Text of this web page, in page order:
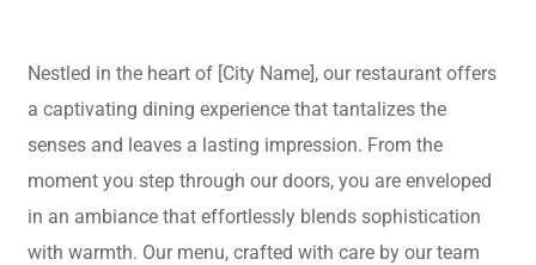
Nestled in the heart of [City Name], our restaurant offers
a captivating dining experience that tantalizes the
senses and leaves a lasting impression. From the
moment you step through our doors, you are enveloped
in an ambiance that effortlessly blends sophistication
with warmth. Our menu, crafted with care by our team